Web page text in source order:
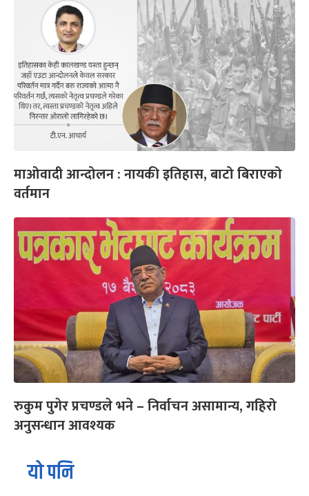
माओवादी आन्दोलन : नायकी इतिहास, बाटो बिराएको
वर्तमान
रुकुम पुगेर प्रचण्डले भने – निर्वाचन असामान्य, गहिरो
अनुसन्धान आवश्यक
यो पनि